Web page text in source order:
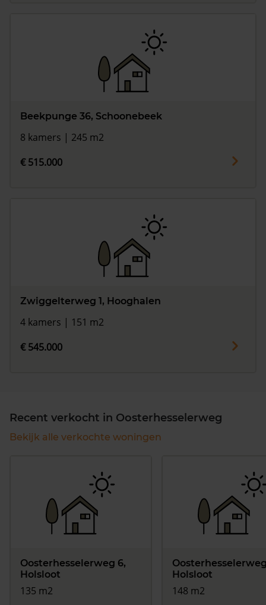
Beekpunge 36, Schoonebeek
8 kamers | 245 m2
€ 515.000
Zwiggelterweg 1, Hooghalen
4 kamers | 151 m2
€ 545.000
Recent verkocht in Oosterhesselerweg
Bekijk alle verkochte woningen
Oosterhesselerweg 6,
Holsloot
135 m2
Holsloot
148 m2